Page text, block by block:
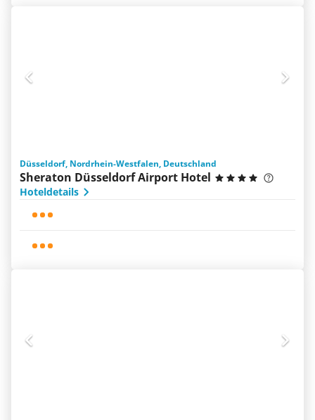
Düsseldorf, Nordrhein-Westfalen, Deutschland
Sheraton Düsseldorf Airport Hotel
Hoteldetails